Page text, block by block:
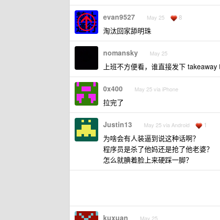
evan9527 May 25 8
淘汰回家舔明珠
nomansky May 25
上班不方便看，谁直接发下 takeaway
0x400 May 25 via iPhone
拉完了
Justin13 May 25 via Android 1
为啥会有人装逼到说这种话啊？
程序员是杀了他妈还是抢了他老婆？
怎么就腆着脸上来硬踩一脚？
kuxuan May 25